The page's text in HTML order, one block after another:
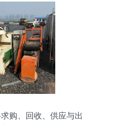
购、回收、供应与出